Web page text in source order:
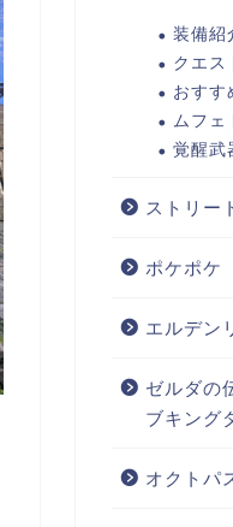
装備紹
クエス
おすす
ムフェ
覚醒武
ストリー
ポケポケ
エルデン
ゼルダの
ブキング
オクトパ